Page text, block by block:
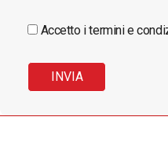
Accetto i termini e